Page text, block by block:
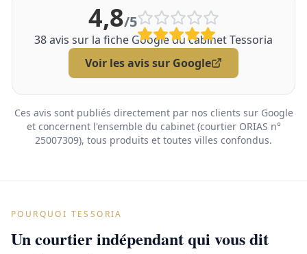
4,8/5
38avis sur la fiche Google du cabinet Tessoria
Voir les avis sur Google
Ces avis sont publiés directement par nos clients sur Google
et concernent l'ensemble du cabinet (courtier ORIAS n°
25007309), tous produits et toutes villes confondus.
POURQUOI TESSORIA
Un courtier indépendant qui vous dit